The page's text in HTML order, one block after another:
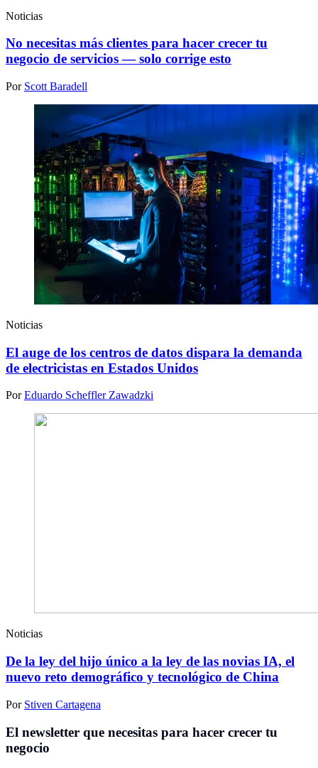
Noticias
No necesitas más clientes para hacer crecer tu
negocio de servicios — solo corrige esto
Por Scott Baradell
Noticias
El auge de los centros de datos dispara la demanda
de electricistas en Estados Unidos
PorEduardo Scheffler Zawadzki
Noticias
De la ley del hijo único a la ley de las novias IA, el
nuevo reto demográfico y tecnológico de China
Por Stiven Cartagena
El newsletter que necesitas para hacer crecer tu
negocio